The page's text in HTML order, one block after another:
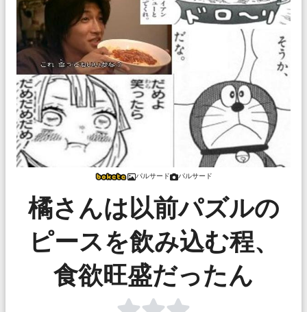
パルサード パルサード
橘さんは以前パズルの
ピースを飲み込む程、
食欲旺盛だったん